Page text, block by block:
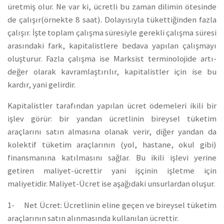
üretmiş olur. Ne var ki, ücretli bu zaman dilimin ötesinde
de çalışır(örnekte 8 saat). Dolayısıyla tükettiğinden fazla
çalışır. İşte toplam çalışma süresiyle gerekli çalışma süresi
arasındaki fark, kapitalistlere bedava yapılan çalışmayı
oluşturur. Fazla çalışma ise Marksist terminolojide artı-
değer olarak kavramlaştırılır, kapitalistler için ise bu
kardır, yani gelirdir.
Kapitalistler tarafından yapılan ücret ödemeleri ikili bir
işlev görür: bir yandan ücretlinin bireysel tüketim
araçlarını satın almasına olanak verir, diğer yandan da
kolektif tüketim araçlarının (yol, hastane, okul gibi)
finansmanına katılmasını sağlar. Bu ikili işlevi yerine
getiren maliyet-ücrettir yani işçinin işletme için
maliyetidir. Maliyet-Ücret ise aşağıdaki unsurlardan oluşur.
1- Net Ücret: Ücretlinin eline geçen ve bireysel tüketim
araçlarının satın alınmasında kullanılan ücrettir.